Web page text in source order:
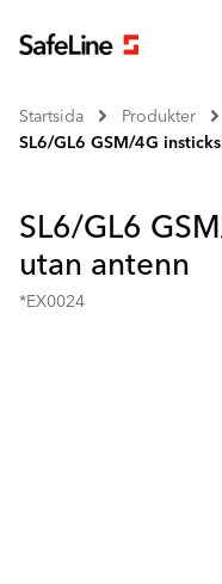
Startsida Produkter
SL6/GL6 GSM/4G
SL6/GL6
utan antenn
*EX0024